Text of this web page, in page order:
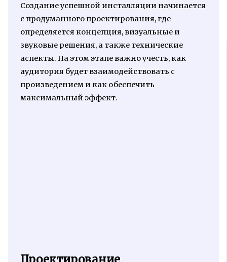
Создание успешной инсталляции начинается
с продуманного проектирования, где
определяется концепция, визуальные и
звуковые решения, а также технические
аспекты. На этом этапе важно учесть, как
аудитория будет взаимодействовать с
произведением и как обеспечить
максимальный эффект.